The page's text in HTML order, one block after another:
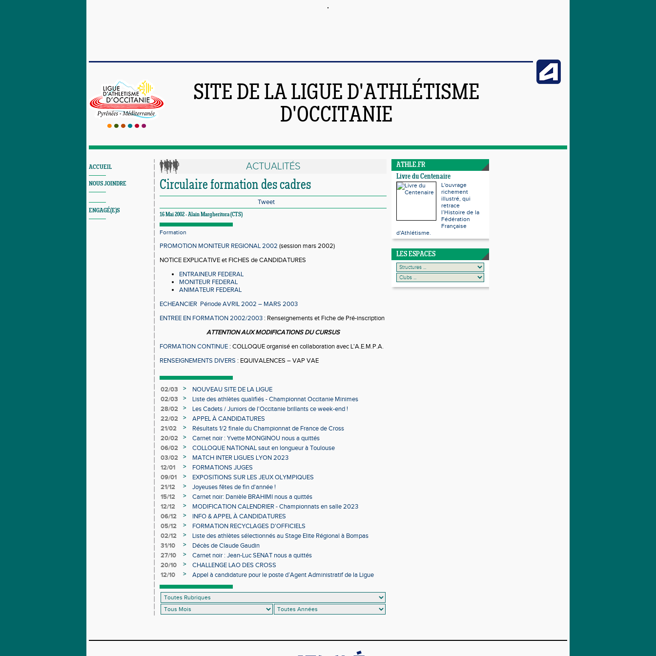
SITE DE LA LIGUE D'ATHLÉTISME
D'OCCITANIE
ACCUEIL
NOUS JOINDRE
ENGAGÉ(E)S
ACTUALITÉS
Circulaire formation des cadres
Tweet
16 Mai 2002 - Alain Margheritora (CTS)
Formation
PROMOTION MONITEUR REGIONAL 2002 (session mars 2002)
NOTICE EXPLICATIVE et FICHES de CANDIDATURES
ENTRAINEUR FEDERAL
MONITEUR FEDERAL
ANIMATEUR FEDERAL
ECHEANCIER Période AVRIL 2002 – MARS 2003
ENTREE EN FORMATION 2002/2003 : Renseignements et Fiche de Pré-inscription
ATTENTION AUX MODIFICATIONS DU CURSUS
FORMATION CONTINUE : COLLOQUE organisé en collaboration avec L'A.E.M.P.A.
RENSEIGNEMENTS DIVERS : EQUIVALENCES – VAP VAE
02/03 >
NOUVEAU SITE DE LA LIGUE
02/03
>
Liste des athlètes qualifiés - Championnat Occitanie Minimes
Individuels en salle
28/02 >
Les Cadets / Juniors de l'Occitanie brillants ce week-end !
22/02
>
APPEL À CANDIDATURES
21/02
>
Résultats 1/2 finale du Championnat de France de Cross
20/02
>
Carnet noir : Yvette MONGINOU nous a quittés
06/02
>
COLLOQUE NATIONAL saut en longueur à Toulouse
03/02
>
MATCH INTER LIGUES LYON 2023
12/01
>
FORMATIONS JUGES
09/01
>
EXPOSITIONS SUR LES JEUX OLYMPIQUES
21/12
>
Joyeuses fêtes de fin d'année !
15/12
>
Carnet noir: Danièle BRAHIMI nous a quittés
12/12
>
MODIFICATION CALENDRIER - Championnats en salle 2023
06/12
>
INFO & APPEL À CANDIDATURES
05/12
>
FORMATION RECYCLAGES D'OFFICIELS
02/12
>
Liste des athlètes sélectionnés au Stage Elite Régional à Bompas
31/10
>
Décès de Claude Gaudin
27/10
>
Carnet noir : Jean-Luc SENAT nous a quittés
20/10
>
CHALLENGE LAO DES CROSS
12/10
>
Appel à candidature pour le poste d’Agent Administratif de la Ligue
ATHLE.FR
Livre du Centenaire
L'ouvrage
richement
illustré, qui
retrace
l’Histoire de la
Fédération
Française
d'Athlétisme.
LES ESPACES